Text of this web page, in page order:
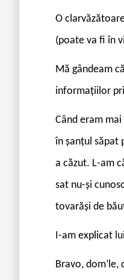
O
(poate va fi în
Mă gândeam
informațiilor
Când eram
în șanțul săpat
a căzut. L-am
sat nu-și
tovarăși de
I-am explicat
Bravo,